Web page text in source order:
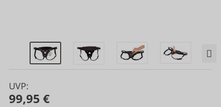
UVP:
99,95 €